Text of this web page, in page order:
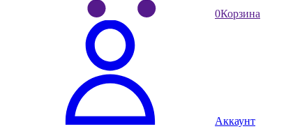
0Корзина
Аккаунт